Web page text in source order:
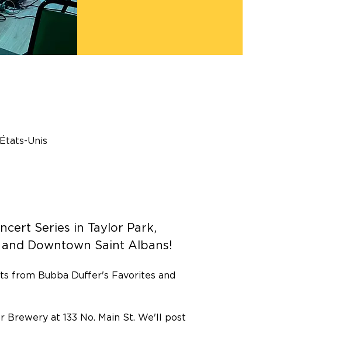
Unis
Series in Taylor Park,
Downtown Saint Albans!
from Bubba Duffer's Favorites and
at 133 No. Main St. We'll post